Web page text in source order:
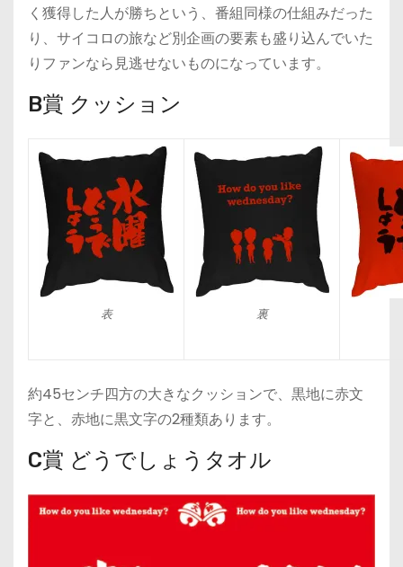
く獲得した人が勝ちという、番組同様の仕組みだった
り、サイコロの旅など別企画の要素も盛り込んでいた
りファンなら見逃せないものになっています。
B賞 クッション
表 裏
約45センチ四方の大きなクッションで、黒地に赤文
字と、赤地に黒文字の2種類あります。
C賞 どうでしょうタオル